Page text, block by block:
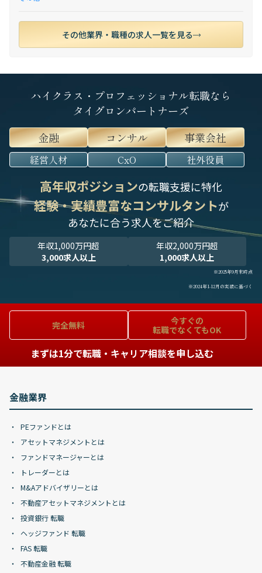
その他業界・職種の求人一覧を見る
ハイクラス・プロフェッショナル転職なら
タイグロンパートナーズ
金融
コンサル 事業会社
経営人材 CxO 社外役員
高年収ポジションの転職支援に特化
経験・実績豊富なコンサルタントが
あなたに合う求人をご紹介
年収1,000万円超
3,000求人以上
年収2,000万円超
1,000求人以上
※2025年9月末時点
※2024年1-12月の実績に基づく
完全無料
今すぐの
転職でなくてもOK
まずは1分で転職・キャリア相談を申し込む
金融業界
PEファンドとは
アセットマネジメントとは
ファンドマネージャーとは
トレーダーとは
M&Aアドバイザリーとは
不動産アセットマネジメントとは
投資銀行 転職
ヘッジファンド 転職
FAS 転職
不動産金融 転職